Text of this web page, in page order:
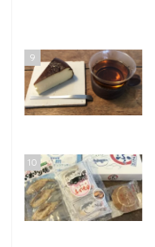
9
10